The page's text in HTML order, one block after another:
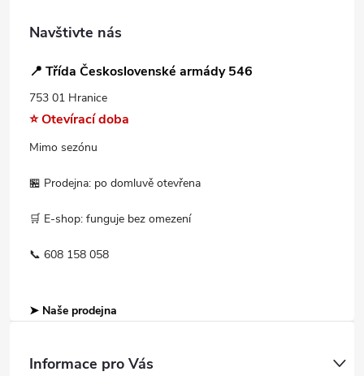
Navštivte nás
📍 Třída Československé armády 546
753 01 Hranice
⭐ Otevírací doba
Mimo sezónu
🏪 Prodejna: po domluvě otevřena
🛒 E-shop: funguje bez omezení
📞 608 158 058
➤ Naše prodejna
Informace pro Vás